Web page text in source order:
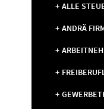
ALLE
ANDRÄ